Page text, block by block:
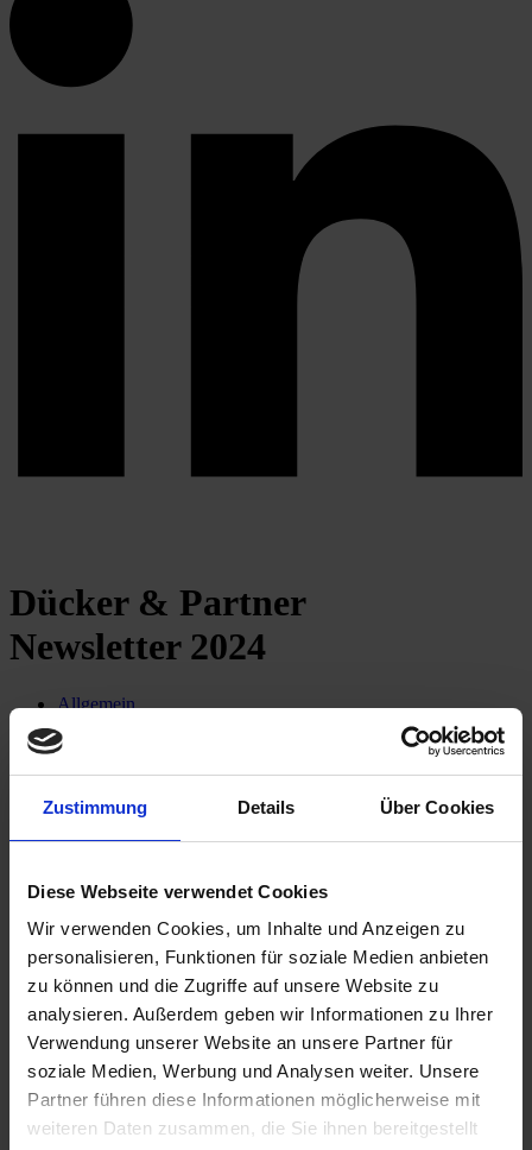
Zustimmung Details Über Cookies
Diese Webseite verwendet Cookies
Wir verwenden Cookies, um Inhalte und Anzeigen zu
personalisieren, Funktionen für soziale Medien anbieten
zu können und die Zugriffe auf unsere Website zu
analysieren. Außerdem geben wir Informationen zu Ihrer
Verwendung unserer Website an unsere Partner für
soziale Medien, Werbung und Analysen weiter. Unsere
Partner führen diese Informationen möglicherweise mit
weiteren Daten zusammen, die Sie ihnen bereitgestellt
Dücker & Partner
Newsletter 2024
Allgemein
Erben & Schenken
Restrukturierung
Digitalisierung
Steuergestaltung
Allgemein
Nachhaltigkeit
CSR
E-Commerce
Restrukturierung
Due Diligence
Betriebsprüfung
Immobilien